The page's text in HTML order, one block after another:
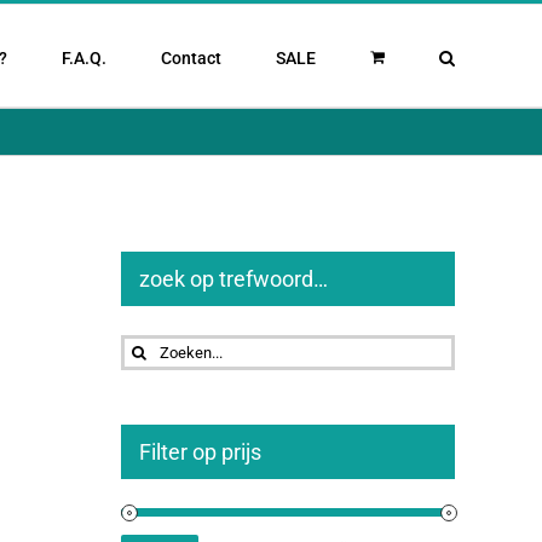
F.A.Q. Contact SALE
zoek op trefwoord…
Zoeken
naar:
Filter op prijs